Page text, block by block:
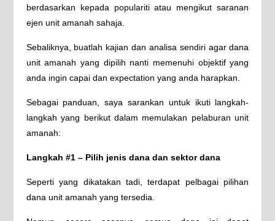
berdasarkan kepada populariti atau mengikut saranan
ejen unit amanah sahaja.
Sebaliknya, buatlah kajian dan analisa sendiri agar dana
unit amanah yang dipilih nanti memenuhi objektif yang
anda ingin capai dan expectation yang anda harapkan.
Sebagai panduan, saya sarankan untuk ikuti langkah-
langkah yang berikut dalam memulakan pelaburan unit
amanah:
Langkah #1 – Pilih jenis dana dan sektor dana
Seperti yang dikatakan tadi, terdapat pelbagai pilihan
dana unit amanah yang tersedia.